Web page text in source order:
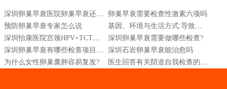
卵巢早衰需要检查性激素六项吗
预防卵巢早衰专家怎么说
深圳卵巢早衰需要做哪些检查?
深圳石岩卵巢早衰能治愈吗
为什么女性卵巢囊肿容易复发?